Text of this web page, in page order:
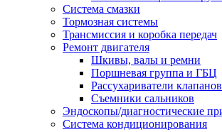
Система смазки
Тормозная системы
Трансмиссия и коробка передач
Ремонт двигателя
Шкивы, валы и ремни
Поршневая группа и ГБЦ
Рассухариватели клапанов
Съемники сальников
Эндоскопы/диагностические
Система кондиционирования